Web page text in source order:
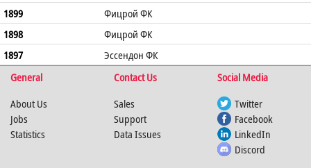
1899
Фицрой ФК
1898
Фицрой ФК
1897
Эссендон ФК
General
Contact Us
Social Media
About Us
Jobs
Statistics
Sales
Support
Data Issues
Twitter
Facebook
LinkedIn
Discord